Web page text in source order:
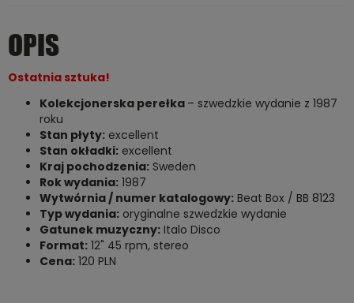
OPIS
Ostatnia sztuka!
Kolekcjonerska perełka – szwedzkie wydanie z 1987
roku
Stan płyty: excellent
Stan okładki: excellent
Kraj pochodzenia: Sweden
Rok wydania: 1987
Wytwórnia / numer katalogowy: Beat Box / BB 8123
Typ wydania: oryginalne szwedzkie wydanie
Gatunek muzyczny: Italo Disco
Format: 12" 45 rpm, stereo
Cena: 120 PLN